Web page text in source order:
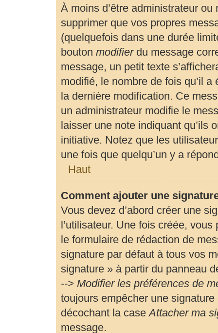
À moins d’être administrateur
supprimer que vos propres
(quelquefois dans une durée
bouton modifierdu message
message, un petit texte
modifié, le nombre de fois qu’il
la dernière modification. Ce
un administrateur modifie le
laisser une note indiquant qu’ils
initiative. Notez que les
une fois que quelqu’un y a
Haut
Comment ajouter une
Vous devez d’abord créer une
l’utilisateur. Une fois créée,
le formulaire de rédaction de
signature par défaut à tous vos
signature » à partir du panneau
--> Modifier les préférences de
toujours empêcher une
décochant la caseAttacher ma
message.